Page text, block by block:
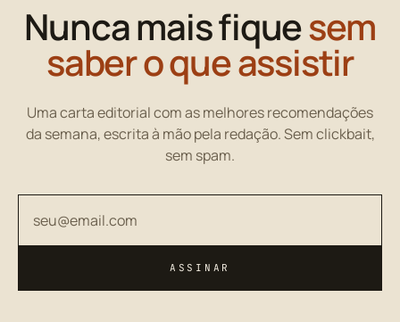
Nunca mais fiquesem
saber o que assistir
Uma carta editorial com as melhores recomendações
da semana, escrita à mão pela redação. Sem clickbait,
sem spam.
ASSINAR